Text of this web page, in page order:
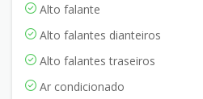
Alto falante
Alto falantes dianteiros
Alto falantes traseiros
Ar condicionado